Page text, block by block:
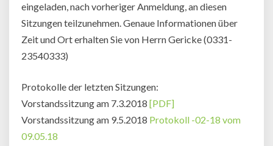
eingeladen, nach vorheriger Anmeldung, an diesen
Sitzungen teilzunehmen. Genaue Informationen über
Zeit und Ort erhalten Sie von Herrn Gericke (0331-
23540333)
Protokolle der letzten Sitzungen:
Vorstandssitzung am 7.3.2018 [PDF]
Vorstandssitzung am 9.5.2018 Protokoll -02-18 vom
09.05.18